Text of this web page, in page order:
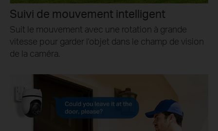
Suivi de mouvement intelligent
Suit le mouvement avec une rotation à grande
vitesse pour garder l'objet dans le champ de vision
de la caméra.